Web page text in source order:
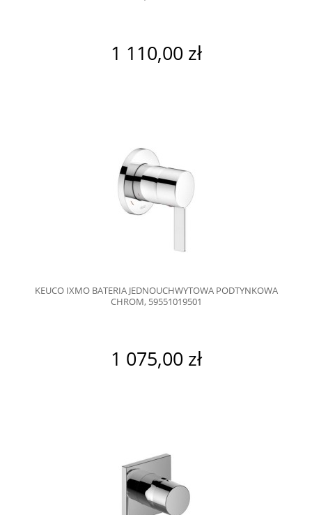
1 110,00 zł
KEUCO IXMO BATERIA JEDNOUCHWYTOWA PODTYNKOWA
CHROM, 59551019501
1 075,00 zł